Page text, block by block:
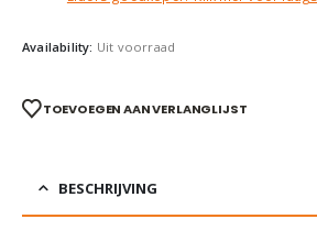
Availability: Uit voorraad
TOEVOEGEN AAN VERLANGLIJST
BESCHRIJVING